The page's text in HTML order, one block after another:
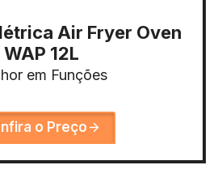
Air Fryer Oven
WAP 12L
em Funções
o Preço